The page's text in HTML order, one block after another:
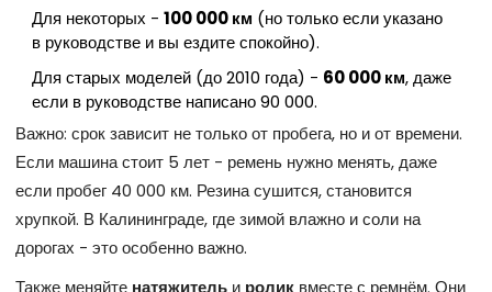
Для некоторых - 100 000 км (но только если указано
в руководстве и вы ездите спокойно).
Для старых моделей (до 2010 года) - 60 000 км, даже
если в руководстве написано 90 000.
Важно: срок зависит не только от пробега, но и от времени.
Если машина стоит 5 лет - ремень нужно менять, даже
если пробег 40 000 км. Резина сушится, становится
хрупкой. В Калининграде, где зимой влажно и соли на
дорогах - это особенно важно.
Также меняйте натяжитель и ролик вместе с ремнём. Они